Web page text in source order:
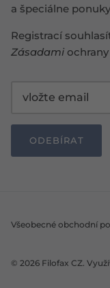
a špeciálne
Registrací
Zásadami ochrany
ODEBÍRAT
Všeobecné obchodní
© 2026 Filofax CZ.